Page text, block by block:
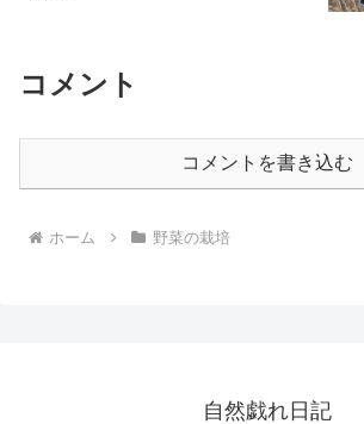
コメント
コメントを書き込む
ホーム 野菜の栽培
自然戯れ日記